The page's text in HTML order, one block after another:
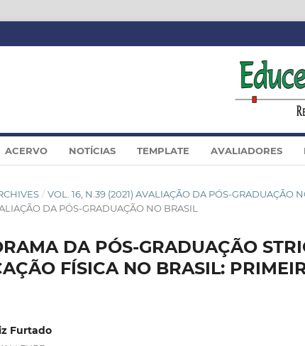
ACERVO NOTÍCIAS TEMPLATE AVALIADORES
/ VOL. 16, N.39 (2021) AVALIAÇÃO DA PÓS-GRADUAÇÃO
DA PÓS-GRADUAÇÃO NO BRASIL
DA PÓS-GRADUAÇÃO
FÍSICA NO BRASIL:
Furtado